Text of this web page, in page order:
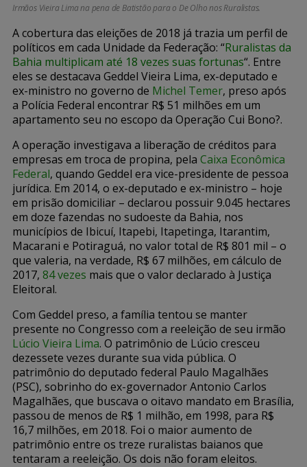
Irmãos Vieira Lima na pena de Batistão para o De Olho nos Ruralistas.
A cobertura das eleições de 2018 já trazia um perfil de
políticos em cada Unidade da Federação: “Ruralistas da
Bahia multiplicam até 18 vezes suas fortunas“. Entre
eles se destacava Geddel Vieira Lima, ex-deputado e
ex-ministro no governo de Michel Temer, preso após
a Polícia Federal encontrar R$ 51 milhões em um
apartamento seu no escopo da Operação Cui Bono?.
A operação investigava a liberação de créditos para
empresas em troca de propina, pela Caixa Econômica
Federal, quando Geddel era vice-presidente de pessoa
jurídica. Em 2014, o ex-deputado e ex-ministro – hoje
em prisão domiciliar – declarou possuir 9.045 hectares
em doze fazendas no sudoeste da Bahia, nos
municípios de Ibicuí, Itapebi, Itapetinga, Itarantim,
Macarani e Potiraguá, no valor total de R$ 801 mil – o
que valeria, na verdade, R$ 67 milhões, em cálculo de
2017, 84 vezes mais que o valor declarado à Justiça
Eleitoral.
Com Geddel preso, a família tentou se manter
presente no Congresso com a reeleição de seu irmão
Lúcio Vieira Lima. O patrimônio de Lúcio cresceu
dezessete vezes durante sua vida pública. O
patrimônio do deputado federal Paulo Magalhães
(PSC), sobrinho do ex-governador Antonio Carlos
Magalhães, que buscava o oitavo mandato em Brasília,
passou de menos de R$ 1 milhão, em 1998, para R$
16,7 milhões, em 2018. Foi o maior aumento de
patrimônio entre os treze ruralistas baianos que
tentaram a reeleição. Os dois não foram eleitos.